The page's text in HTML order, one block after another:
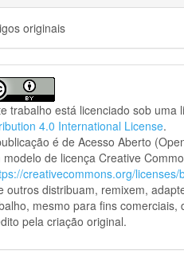
originais
trabalho está licenciado sob uma
4.0 International License.
é de Acesso Aberto
modelo de licença Creative
creativecommons.org/licenses/
outros distribuam, remixem,
mesmo para fins
pela criação original.